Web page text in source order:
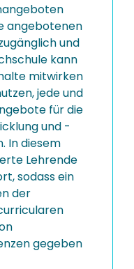
angebotenen
und
kann
mitwirken
jede und
für die
und -
In diesem
Lehrende
sodass ein
der
gegeben